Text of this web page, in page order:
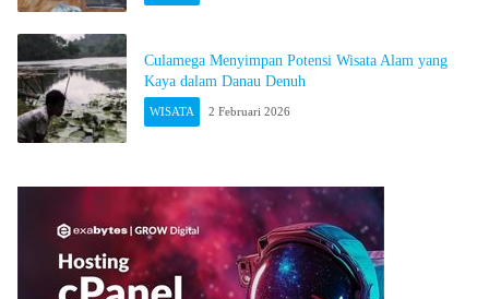
Culamega Menyimpan Potensi Wisata Alam yang
Kaya dalam Danau Denuh
WISATA 2 Februari 2026